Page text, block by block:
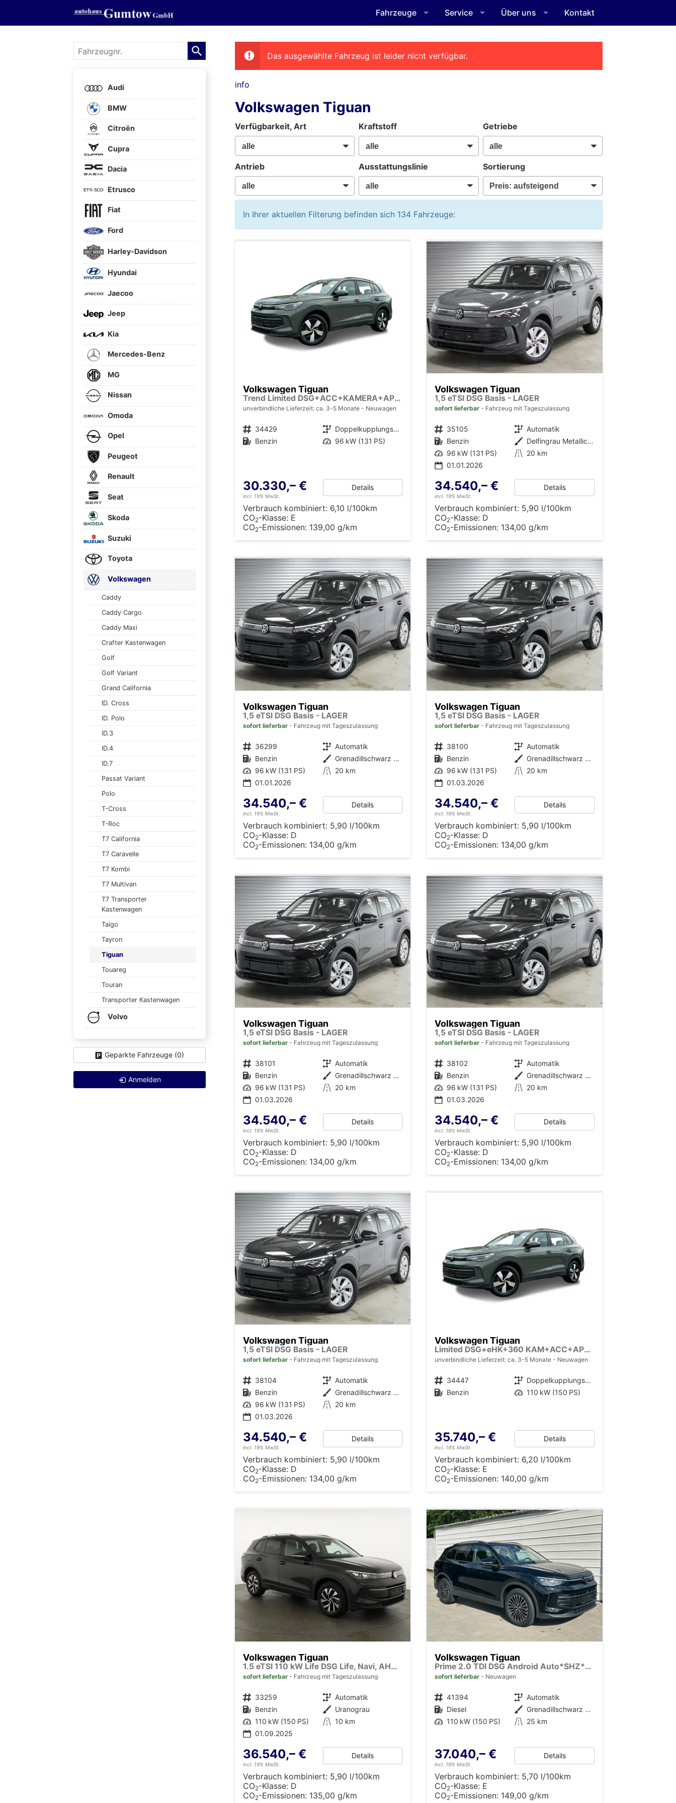
Fahrzeuge Service Über uns Kontakt
Das ausgewählte Fahrzeug ist leider nicht verfügbar.
info
Volkswagen Tiguan
Verfügbarkeit, Art Kraftstoff Getriebe
Antrieb Ausstattungslinie Sortierung
In Ihrer aktuellen Filterung befinden sich 134Fahrzeuge:
Volkswagen Tiguan
Trend Limited DSG+ACC+KAMERA+APP+KLIMA+LED+17" LM
unverbindliche Lieferzeit: ca. 3-5 Monate Neuwagen
Fahrzeugnr. 34429 Getriebe
Doppelkupplungsgetriebe (DSG)
Kraftstoff Benzin Leistung 96 kW (131 PS)
30.330,– €
incl. 19% MwSt.
Details
Verbrauch kombiniert: 6,10 l/100km
CO2-Klasse: E
CO2-Emissionen: 139,00 g/km
Volkswagen Tiguan
1,5 eTSI DSG Basis - LAGER
sofort lieferbar Fahrzeug mit Tageszulassung
Fahrzeugnr. 35105 Getriebe Automatik
Kraftstoff Benzin Außenfarbe
Delfingrau Metallic (B0)
Leistung 96 kW (131 PS) Kilometerstand 20 km
01.01.2026
34.540,– €
incl. 19% MwSt.
Details
Verbrauch kombiniert: 5,90 l/100km
CO2-Klasse: D
CO2-Emissionen: 134,00 g/km
Volkswagen Tiguan
1,5 eTSI DSG Basis - LAGER
sofort lieferbar Fahrzeug mit Tageszulassung
Fahrzeugnr. 36299 Getriebe Automatik
Kraftstoff Benzin Außenfarbe
Grenadillschwarz Metallic (0E)
Leistung 96 kW (131 PS) Kilometerstand 20 km
01.01.2026
34.540,– €
incl. 19% MwSt.
Details
Verbrauch kombiniert: 5,90 l/100km
CO2-Klasse: D
CO2-Emissionen: 134,00 g/km
Volkswagen Tiguan
1,5 eTSI DSG Basis - LAGER
sofort lieferbar Fahrzeug mit Tageszulassung
Fahrzeugnr. 38100 Getriebe Automatik
Kraftstoff Benzin Außenfarbe
Grenadillschwarz Metallic (0E)
Leistung 96 kW (131 PS) Kilometerstand 20 km
01.03.2026
34.540,– €
incl. 19% MwSt.
Details
Verbrauch kombiniert: 5,90 l/100km
CO2-Klasse: D
CO2-Emissionen: 134,00 g/km
Volkswagen Tiguan
1,5 eTSI DSG Basis - LAGER
sofort lieferbar Fahrzeug mit Tageszulassung
Fahrzeugnr. 38101 Getriebe Automatik
Kraftstoff Benzin Außenfarbe
Grenadillschwarz Metallic (0E)
Leistung 96 kW (131 PS) Kilometerstand 20 km
01.03.2026
34.540,– €
incl. 19% MwSt.
Details
Verbrauch kombiniert: 5,90 l/100km
CO2-Klasse: D
CO2-Emissionen: 134,00 g/km
Volkswagen Tiguan
1,5 eTSI DSG Basis - LAGER
sofort lieferbar Fahrzeug mit Tageszulassung
Fahrzeugnr. 38102 Getriebe Automatik
Kraftstoff Benzin Außenfarbe
Grenadillschwarz Metallic (0E)
Leistung 96 kW (131 PS) Kilometerstand 20 km
01.03.2026
34.540,– €
incl. 19% MwSt.
Details
Verbrauch kombiniert: 5,90 l/100km
CO2-Klasse: D
CO2-Emissionen: 134,00 g/km
Volkswagen Tiguan
1,5 eTSI DSG Basis - LAGER
sofort lieferbar Fahrzeug mit Tageszulassung
Fahrzeugnr. 38104 Getriebe Automatik
Kraftstoff Benzin Außenfarbe
Grenadillschwarz Metallic (0E)
Leistung 96 kW (131 PS) Kilometerstand 20 km
01.03.2026
34.540,– €
incl. 19% MwSt.
Details
Verbrauch kombiniert: 5,90 l/100km
CO2-Klasse: D
CO2-Emissionen: 134,00 g/km
Volkswagen Tiguan
Limited DSG+eHK+360 KAM+ACC+APP+LED PLUS+17" LM+KLIMA
unverbindliche Lieferzeit: ca. 3-5 Monate Neuwagen
Fahrzeugnr. 34447 Getriebe
Doppelkupplungsgetriebe (DSG)
Kraftstoff Benzin Leistung 110 kW (150 PS)
35.740,– €
incl. 19% MwSt.
Details
Verbrauch kombiniert: 6,20 l/100km
CO2-Klasse: E
CO2-Emissionen: 140,00 g/km
Volkswagen Tiguan
1.5 eTSI 110 kW Life DSG Life, Navi, AHK, easyOpen, LED-Plus, Kamera
sofort lieferbar Fahrzeug mit Tageszulassung
Fahrzeugnr. 33259 Getriebe Automatik
Kraftstoff Benzin Außenfarbe Uranograu
Leistung 110 kW (150 PS) Kilometerstand 10 km
01.09.2025
36.540,– €
incl. 19% MwSt.
Details
Verbrauch kombiniert: 5,90 l/100km
CO2-Klasse: D
CO2-Emissionen: 135,00 g/km
Volkswagen Tiguan
Prime 2.0 TDI DSG Android Auto*SHZ*18"*IQ Drive*360°*ACC*Keyless*LED Plus*Design Paket
sofort lieferbar Neuwagen
Fahrzeugnr. 41394 Getriebe Automatik
Kraftstoff Diesel Außenfarbe
Grenadillschwarz Metallic
Leistung 110 kW (150 PS) Kilometerstand 25 km
37.040,– €
incl. 19% MwSt.
Details
Verbrauch kombiniert: 5,70 l/100km
CO2-Klasse: E
CO2-Emissionen: 149,00 g/km
Fahrzeugnr.
Audi
BMW
Citroën
Cupra
Dacia
Etrusco
Fiat
Ford
Harley-Davidson
Hyundai
Jaecoo
Jeep
Kia
Mercedes-Benz
MG
Nissan
Omoda
Opel
Peugeot
Renault
Seat
Skoda
Suzuki
Toyota
Volkswagen
Caddy
Caddy Cargo
Caddy Maxi
Crafter Kastenwagen
Golf
Golf Variant
Grand California
ID. Cross
ID. Polo
ID.3
ID.4
ID.7
Passat Variant
Polo
T-Cross
T-Roc
T7 California
T7 Caravelle
T7 Kombi
T7 Multivan
T7 Transporter
Kastenwagen
Taigo
Tayron
Tiguan
Touareg
Touran
Transporter Kastenwagen
Volvo
Geparkte Fahrzeuge (0)
Anmelden